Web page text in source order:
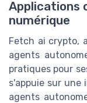
Applications
numérique
Fetch ai crypto,
agents
pratiques pour
s'appuie sur une
agents